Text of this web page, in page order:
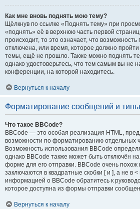
Как мне вновь поднять мою тему?
Щёлкнув по ссылке «Поднять тему» при
«поднять» её в верхнюю часть первой
происходит, то это означает, что
отключена, или время, которое должно
темы, ещё не прошло. Также можно поднять
однако удостоверьтесь, что тем самым вы не
конференции, на которой находитесь.
Вернуться к началу
Форматирование сообщений и
Что такое BBCode?
BBCode — это особая реализация HTML,
возможности по форматированию отдельных
Возможность использования BBCode
однако BBCode также может быть отключён
форме для его отправки. BBCode очень похож
заключаются в квадратные скобки [ и ], а не в
информацией о BBCode обратитесь к
которое доступна из формы отправки
Вернуться к началу